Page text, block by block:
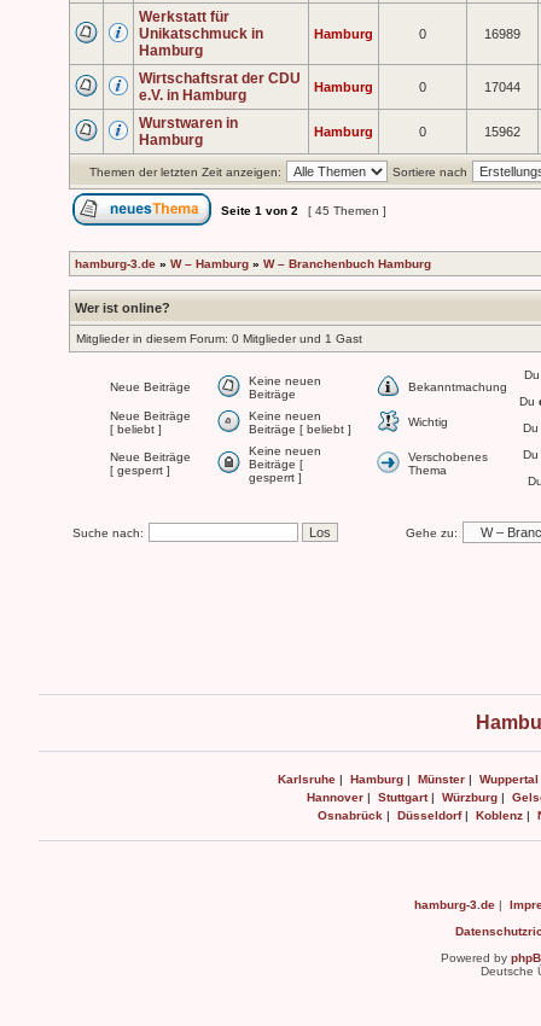
Werkstatt für
Unikatschmuck in
Hamburg
Hamburg 0 16989
Wirtschaftsrat der CDU
e.V. in Hamburg
Hamburg 0 17044
Wurstwaren in
Hamburg
Hamburg 0 15962
Themen der letzten Zeit anzeigen: Sortiere nach
Seite 1 von 2 [ 45 Themen ]
hamburg-3.de » W – Hamburg » W – Branchenbuch Hamburg
Wer ist online?
Mitglieder in diesem Forum: 0 Mitglieder und 1 Gast
Neue Beiträge
Keine neuen
Beiträge
Bekanntmachung
Neue Beiträge
[ beliebt ]
Keine neuen
Beiträge [ beliebt ]
Wichtig
Neue Beiträge
[ gesperrt ]
Keine neuen
Beiträge [
gesperrt ]
Verschobenes
Thema
Du
Du
Du
Suche nach: Gehe zu:
Karlsruhe| Hamburg| Münster| Wuppertal
Hannover | Stuttgart| Würzburg |
Osnabrück | Düsseldorf| Koblenz |
hamburg-3.de |
Powered by
Deutsche